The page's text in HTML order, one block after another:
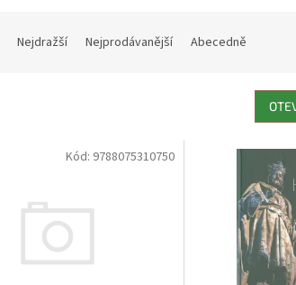
Nejdražší Nejprodávanější Abecedně
Kód: 9788075310750